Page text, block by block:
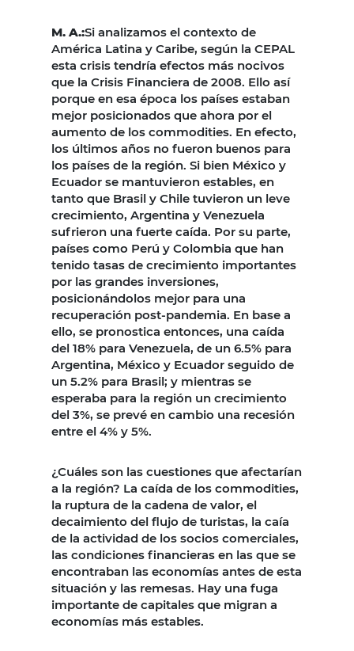
M. A.:Si analizamos el contexto de
América Latina y Caribe, según la CEPAL
esta crisis tendría efectos más nocivos
que la Crisis Financiera de 2008. Ello así
porque en esa época los países estaban
mejor posicionados que ahora por el
aumento de los commodities. En efecto,
los últimos años no fueron buenos para
los países de la región. Si bien México y
Ecuador se mantuvieron estables, en
tanto que Brasil y Chile tuvieron un leve
crecimiento, Argentina y Venezuela
sufrieron una fuerte caída. Por su parte,
países como Perú y Colombia que han
tenido tasas de crecimiento importantes
por las grandes inversiones,
posicionándolos mejor para una
recuperación post-pandemia. En base a
ello, se pronostica entonces, una caída
del 18% para Venezuela, de un 6.5% para
Argentina, México y Ecuador seguido de
un 5.2% para Brasil; y mientras se
esperaba para la región un crecimiento
del 3%, se prevé en cambio una recesión
entre el 4% y 5%.
¿Cuáles son las cuestiones que afectarían
a la región? La caída de los commodities,
la ruptura de la cadena de valor, el
decaimiento del flujo de turistas, la caía
de la actividad de los socios comerciales,
las condiciones financieras en las que se
encontraban las economías antes de esta
situación y las remesas. Hay una fuga
importante de capitales que migran a
economías más estables.